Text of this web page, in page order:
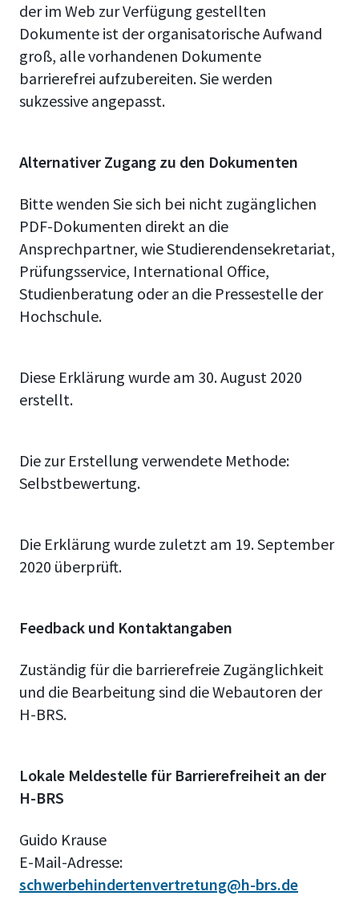
der im Web zur Verfügung gestellten
Dokumente ist der organisatorische Aufwand
groß, alle vorhandenen Dokumente
barrierefrei aufzubereiten. Sie werden
sukzessive angepasst.
Alternativer Zugang zu den Dokumenten
Bitte wenden Sie sich bei nicht zugänglichen
PDF-Dokumenten direkt an die
Ansprechpartner, wie Studierendensekretariat,
Prüfungsservice, International Office,
Studienberatung oder an die Pressestelle der
Hochschule.
Diese Erklärung wurde am 30. August 2020
erstellt.
Die zur Erstellung verwendete Methode:
Selbstbewertung.
Die Erklärung wurde zuletzt am 19. September
2020 überprüft.
Feedback und Kontaktangaben
Zuständig für die barrierefreie Zugänglichkeit
und die Bearbeitung sind die Webautoren der
H-BRS.
Lokale Meldestelle für Barrierefreiheit an der
H-BRS
Guido Krause
E-Mail-Adresse:
schwerbehindertenvertretung@h-brs.de